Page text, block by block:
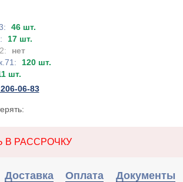
46 шт.
17 шт.
нет
120 шт.
шт.
06-83
В РАССРОЧКУ
Доставка Оплата Документы